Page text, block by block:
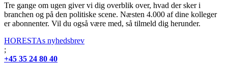
Tre gange om ugen giver vi dig overblik over, hvad der sker i
branchen og på den politiske scene. Næsten 4.000 af dine kolleger
er abonnenter. Vil du også være med, så tilmeld dig herunder.
HORESTAs nyhedsbrev
;
+45 35 24 80 40